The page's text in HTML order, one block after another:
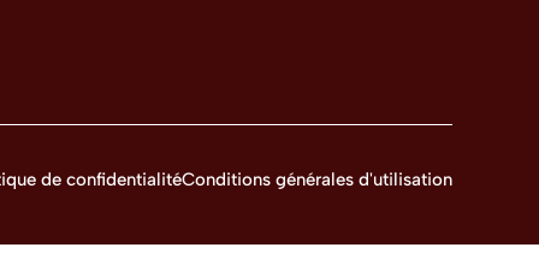
de confidentialitéConditions générales d'utilisation